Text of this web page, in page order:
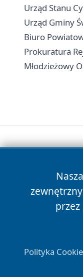
Urząd Stanu
Urząd Gminy
Biuro
Prokuratura
Młodzieżowy
Polityka